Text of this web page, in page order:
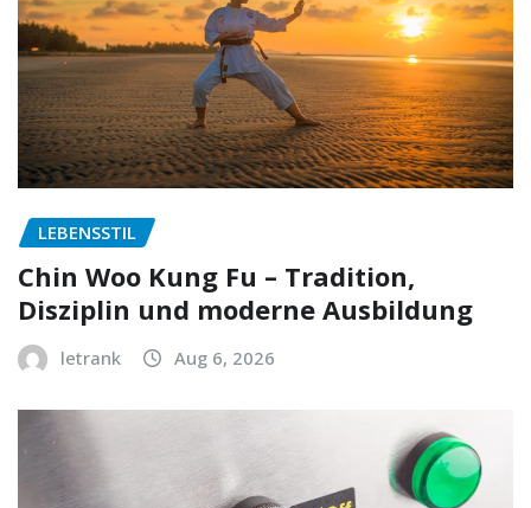
LEBENSSTIL
Chin Woo Kung Fu – Tradition,
Disziplin und moderne Ausbildung
letrank Aug 6, 2026